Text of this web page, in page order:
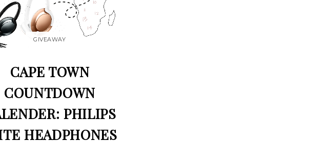
GIVEAWAY
CAPE TOWN
COUNTDOWN
PHILIPS
HEADPHONES